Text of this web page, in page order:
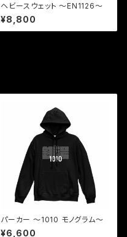
ヘビースウェット 〜EN1126〜
¥8,800
パーカー 〜1010 モノグラム〜
¥6,600